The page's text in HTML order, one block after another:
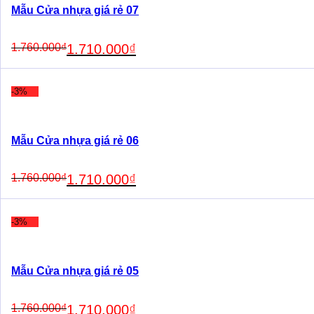
Mẫu Cửa nhựa giá rẻ 07
1.760.000₫
price
was:
1.710.000₫
price
is:
-3%
Mẫu Cửa nhựa giá rẻ 06
1.760.000₫
price
was:
1.710.000₫
price
is:
-3%
Mẫu Cửa nhựa giá rẻ 05
1.760.000₫1.710.000₫